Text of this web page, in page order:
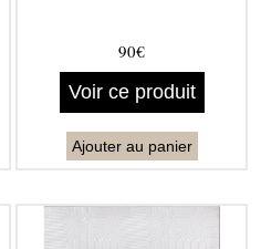
90€
Voir ce produit
Ajouter au panier